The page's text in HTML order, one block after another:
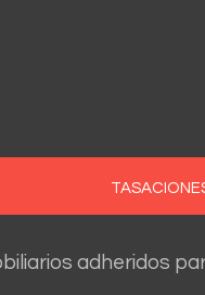
adheridos